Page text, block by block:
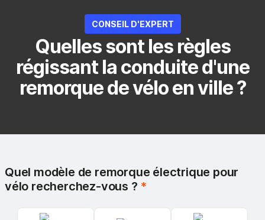
CONSEIL D'EXPERT
Quelles sont les règles
régissant la conduite d'une
remorque de vélo en ville ?
Quel modèle de remorque électrique pour
vélo recherchez-vous ? *